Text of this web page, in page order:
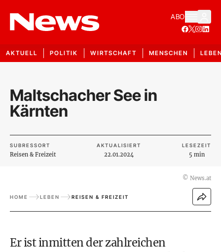
ABO
AKTUELL POLITIK WIRTSCHAFT MENSCHEN
Maltschacher See in
Kärnten
SUBRESSORT
Reisen & Freizeit
AKTUALISIERT
22.01.2024
LESEZEIT
5 min
© News.at
HOME LEBEN REISEN & FREIZEIT
Er ist inmitten der zahlreichen